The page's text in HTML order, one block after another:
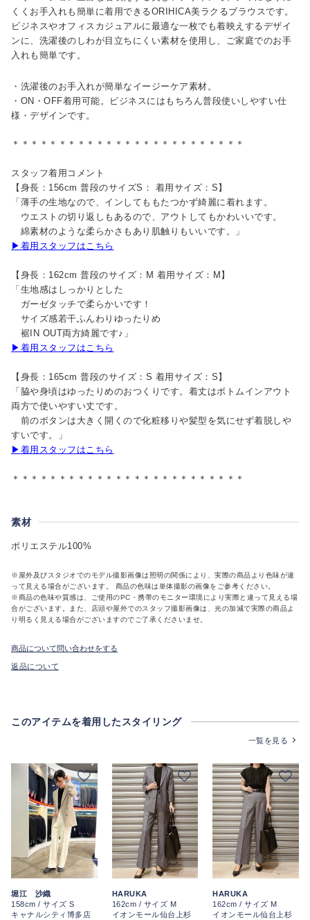
くくお手入れも簡単に着用できるORIHICA美ラクるブラウスです。
ビジネスやオフィスカジュアルに最適な一枚でも着映えするデザイ
ンに、洗濯後のしわが目立ちにくい素材を使用し、ご家庭でのお手
入れも簡単です。
・洗濯後のお手入れが簡単なイージーケア素材。
・ON・OFF着用可能。ビジネスにはもちろん普段使いしやすい仕
様・デザインです。
＊＊＊＊＊＊＊＊＊＊＊＊＊＊＊＊＊＊＊＊＊＊＊＊＊
スタッフ着用コメント
【身長：156cm 普段のサイズS： 着用サイズ：S】
「薄手の生地なので、インしてももたつかず綺麗に着れます。
ウエストの切り返しもあるので、アウトしてもかわいいです。
綿素材のような柔らかさもあり肌触りもいいです。」
▶着用スタッフはこちら
【身長：162cm 普段のサイズ：M 着用サイズ：M】
「生地感はしっかりとした
ガーゼタッチで柔らかいです！
サイズ感若干ふんわりゆったりめ
裾IN OUT両方綺麗です♪」
▶着用スタッフはこちら
【身長：165cm 普段のサイズ：S 着用サイズ：S】
「脇や身頃はゆったりめのおつくりです。着丈はボトムインアウト
両方で使いやすい丈です。
前のボタンは大きく開くので化粧移りや髪型を気にせず着脱しや
すいです。」
▶着用スタッフはこちら
＊＊＊＊＊＊＊＊＊＊＊＊＊＊＊＊＊＊＊＊＊＊＊＊＊
素材
ポリエステル100%
※屋外及びスタジオでのモデル撮影画像は照明の関係により、実際の商品より色味が違
って見える場合がございます。 商品の色味は単体撮影の画像をご参考ください。
※商品の色味や質感は、ご使用のPC・携帯のモニター環境により実際と違って見える場
合がございます。また、店頭や屋外でのスタッフ撮影画像は、光の加減で実際の商品よ
り明るく見える場合がございますのでご了承くださいませ。
商品について問い合わせをする
返品について
このアイテムを着用したスタイリング
一覧を見る
堀江 沙織
158cm / サイズ S
キャナルシティ博多店
HARUKA
162cm / サイズ M
イオンモール仙台上杉
HARUKA
162cm / サイズ M
イオンモール仙台上杉